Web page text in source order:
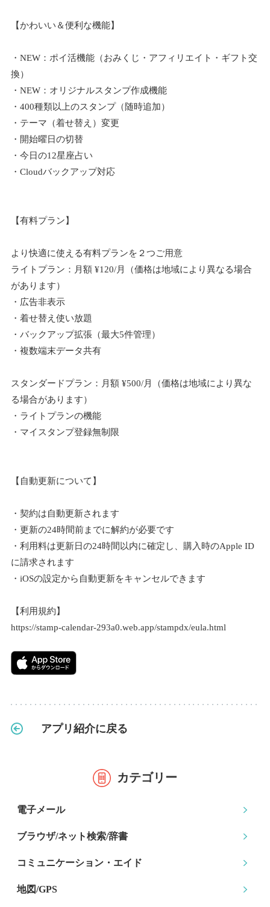
【かわいい＆便利な機能】
・NEW：ポイ活機能（おみくじ・アフィリエイト・ギフト交
換）
・NEW：オリジナルスタンプ作成機能
・400種類以上のスタンプ（随時追加）
・テーマ（着せ替え）変更
・開始曜日の切替
・今日の12星座占い
・Cloudバックアップ対応
【有料プラン】
より快適に使える有料プランを２つご用意
ライトプラン：月額 ¥120/月（価格は地域により異なる場合
があります）
・広告非表示
・着せ替え使い放題
・バックアップ拡張（最大5件管理）
・複数端末データ共有
スタンダードプラン：月額 ¥500/月（価格は地域により異な
る場合があります）
・ライトプランの機能
・マイスタンプ登録無制限
【自動更新について】
・契約は自動更新されます
・更新の24時間前までに解約が必要です
・利用料は更新日の24時間以内に確定し、購入時のApple ID
に請求されます
・iOSの設定から自動更新をキャンセルできます
【利用規約】
https://stamp-calendar-293a0.web.app/stampdx/eula.html
アプリ紹介に戻る
カテゴリー
電子メール
ブラウザ/ネット検索/辞書
コミュニケーション・エイド
地図/GPS